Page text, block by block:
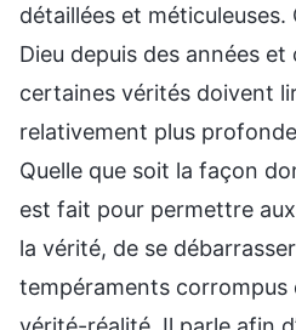
détaillées et
Dieu depuis des années
certaines vérités doivent
relativement plus
Quelle que soit la façon
est fait pour permettre
la vérité, de se
tempéraments corrompus